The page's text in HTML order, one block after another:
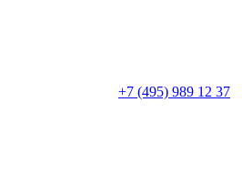
+7 (495) 989 12 37